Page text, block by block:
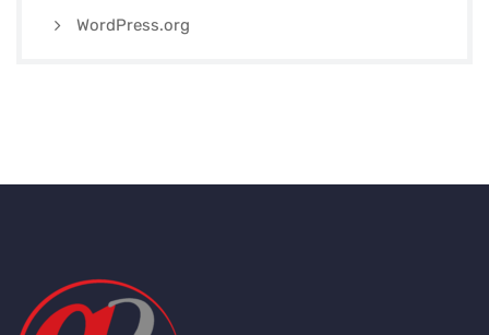
WordPress.org